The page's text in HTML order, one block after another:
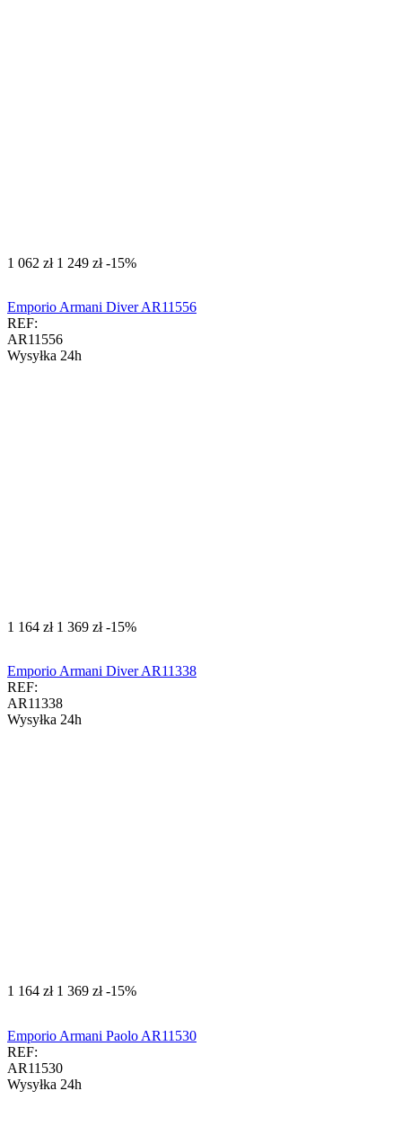
‍1 062‍ zł ‍1 249‍ zł -15%
Emporio Armani Diver AR11556
REF:
AR11556
Wysyłka 24h
‍1 164‍ zł ‍1 369‍ zł -15%
Emporio Armani Diver AR11338
REF:
AR11338
Wysyłka 24h
‍1 164‍ zł ‍1 369‍ zł -15%
Emporio Armani Paolo AR11530
REF:
AR11530
Wysyłka 24h